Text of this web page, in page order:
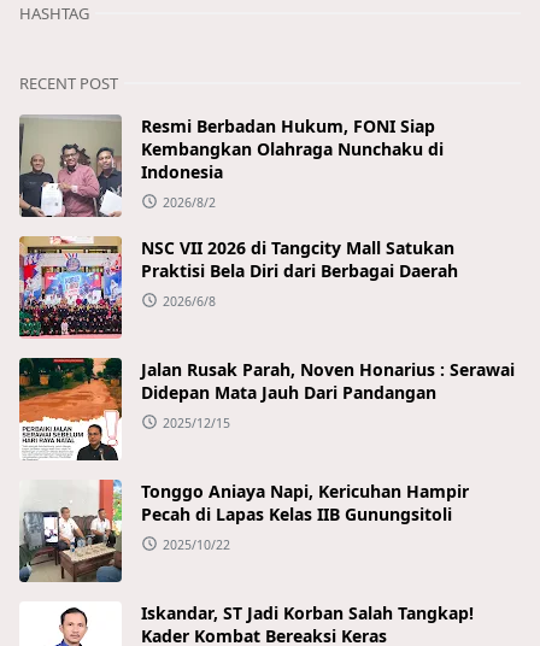
HASHTAG
RECENT POST
Resmi Berbadan Hukum, FONI Siap
Kembangkan Olahraga Nunchaku di
Indonesia
2026/8/2
NSC VII 2026 di Tangcity Mall Satukan
Praktisi Bela Diri dari Berbagai Daerah
2026/6/8
Jalan Rusak Parah, Noven Honarius : Serawai
Didepan Mata Jauh Dari Pandangan
2025/12/15
Tonggo Aniaya Napi, Kericuhan Hampir
Pecah di Lapas Kelas IIB Gunungsitoli
2025/10/22
Iskandar, ST Jadi Korban Salah Tangkap!
Kader Kombat Bereaksi Keras